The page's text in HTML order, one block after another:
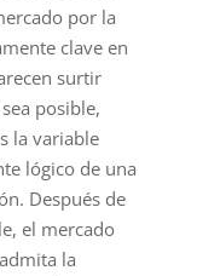
por la
clave en
surtir
posible,
la variable
lógico de una
Después de
el mercado
la